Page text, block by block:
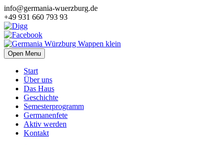
info@germania-wuerzburg.de
+49 931 660 793 93
Open Menu
Start
Über uns
Das Haus
Geschichte
Semesterprogramm
Germanenfete
Aktiv werden
Kontakt